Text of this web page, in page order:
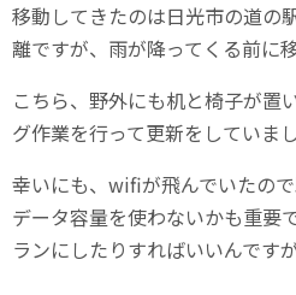
移動してきたのは日光市の道の
離ですが、雨が降ってくる前に
こちら、野外にも机と椅子が置
グ作業を行って更新をしていまし
幸いにも、wifiが飛んでいたの
データ容量を使わないかも重要
ランにしたりすればいいんですが